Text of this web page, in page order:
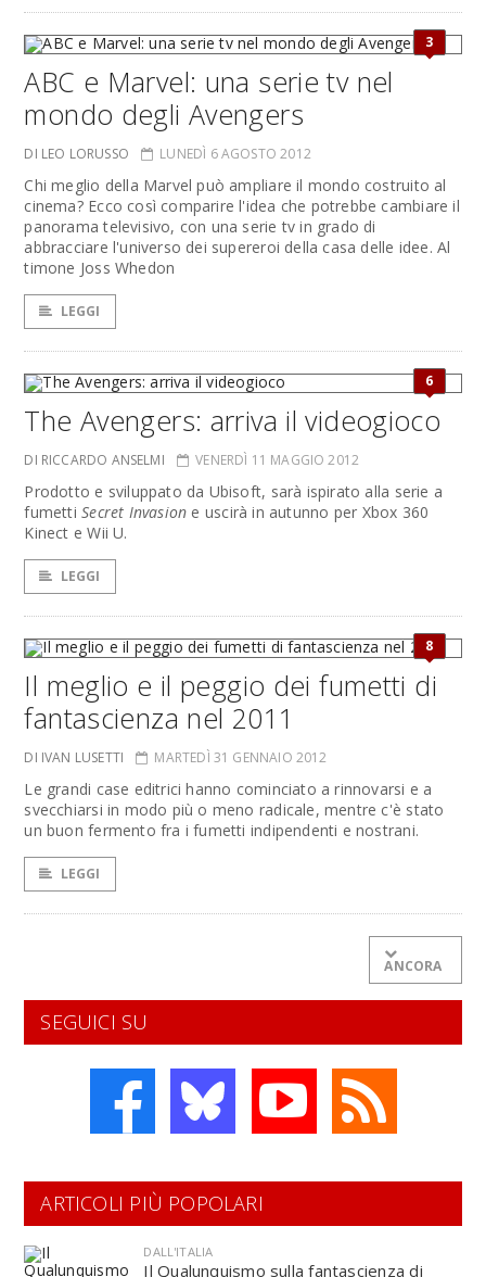
3
ABC e Marvel: una serie tv nel
mondo degli Avengers
DI LEO LORUSSO LUNEDÌ 6 AGOSTO 2012
Chi meglio della Marvel può ampliare il mondo costruito al
cinema? Ecco così comparire l'idea che potrebbe cambiare il
panorama televisivo, con una serie tv in grado di
abbracciare l'universo dei supereroi della casa delle idee. Al
timone Joss Whedon
LEGGI
6
The Avengers: arriva il videogioco
DI RICCARDO ANSELMI VENERDÌ 11 MAGGIO 2012
Prodotto e sviluppato da Ubisoft, sarà ispirato alla serie a
fumettiSecret Invasion e uscirà in autunno per Xbox 360
Kinect e Wii U.
LEGGI
8
Il meglio e il peggio dei fumetti di
fantascienza nel 2011
DI IVAN LUSETTI MARTEDÌ 31 GENNAIO 2012
Le grandi case editrici hanno cominciato a rinnovarsi e a
svecchiarsi in modo più o meno radicale, mentre c'è stato
un buon fermento fra i fumetti indipendenti e nostrani.
LEGGI
ANCORA
SEGUICI SU
ARTICOLI PIÙ POPOLARI
DALL'ITALIA
Il Qualunquismo sulla fantascienza di